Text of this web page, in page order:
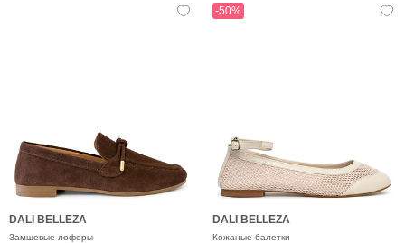
DALI BELLEZA
Замшевые лоферы
-50%
DALI BELLEZA
Кожаные балетки